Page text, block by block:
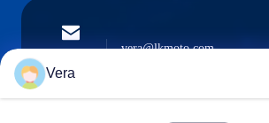
electrónico
vera@lkmoto.com
Vera